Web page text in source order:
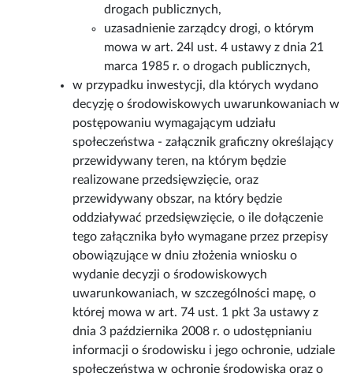
drogach publicznych,
uzasadnienie zarządcy drogi, o którym
mowa w art. 24l ust. 4 ustawy z dnia 21
marca 1985 r. o drogach publicznych,
w przypadku inwestycji, dla których wydano
decyzję o środowiskowych uwarunkowaniach w
postępowaniu wymagającym udziału
społeczeństwa - załącznik graficzny określający
przewidywany teren, na którym będzie
realizowane przedsięwzięcie, oraz
przewidywany obszar, na który będzie
oddziaływać przedsięwzięcie, o ile dołączenie
tego załącznika było wymagane przez przepisy
obowiązujące w dniu złożenia wniosku o
wydanie decyzji o środowiskowych
uwarunkowaniach, w szczególności mapę, o
której mowa w art. 74 ust. 1 pkt 3a ustawy z
dnia 3 października 2008 r. o udostępnianiu
informacji o środowisku i jego ochronie, udziale
społeczeństwa w ochronie środowiska oraz o